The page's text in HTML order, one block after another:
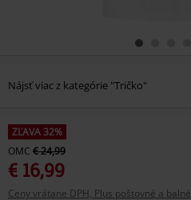
Nájsť viac z kategórie "Tričko"
ZĽAVA 32%
OMC € 24,99
€ 16,99
Ceny vrátane DPH, Plus poštovné a balné